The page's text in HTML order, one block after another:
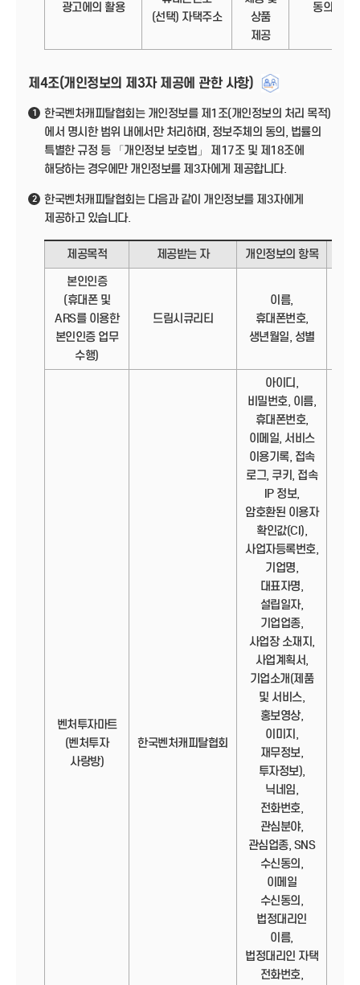
광고에의 활용
(선택) 자택주소
상품
제공
동의
제4조(개인정보의 제3자 제공에 관한 사항)
1
한국벤처캐피탈협회는 개인정보를 제1조(개인정보의 처리 목적)
에서 명시한 범위 내에서만 처리하며, 정보주체의 동의, 법률의
특별한 규정 등 「개인정보 보호법」 제17조 및 제18조에
해당하는 경우에만 개인정보를 제3자에게 제공합니다.
2
한국벤처캐피탈협회는 다음과 같이 개인정보를 제3자에게
제공하고 있습니다.
제공목적 제공받는 자 개인정보의 항목
본인인증
(휴대폰 및
ARS를 이용한
본인인증 업무
수행)
드림시큐리티
이름,
휴대폰번호,
생년월일, 성별
벤처투자마트
(벤처투자
사랑방)
한국벤처캐피탈협회
아이디,
비밀번호, 이름,
휴대폰번호,
이메일, 서비스
이용기록, 접속
로그, 쿠키, 접속
IP 정보,
암호환된 이용자
확인값(CI),
사업자등록번호,
기업명,
대표자명,
설립일자,
기업업종,
사업장 소재지,
사업계획서,
기업소개(제품
및 서비스,
홍보영상,
이미지,
재무정보,
투자정보),
닉네임,
전화번호,
관심분야,
관심업종, SNS
수신동의,
이메일
수신동의,
법정대리인
이름,
법정대리인 자택
전화번호,